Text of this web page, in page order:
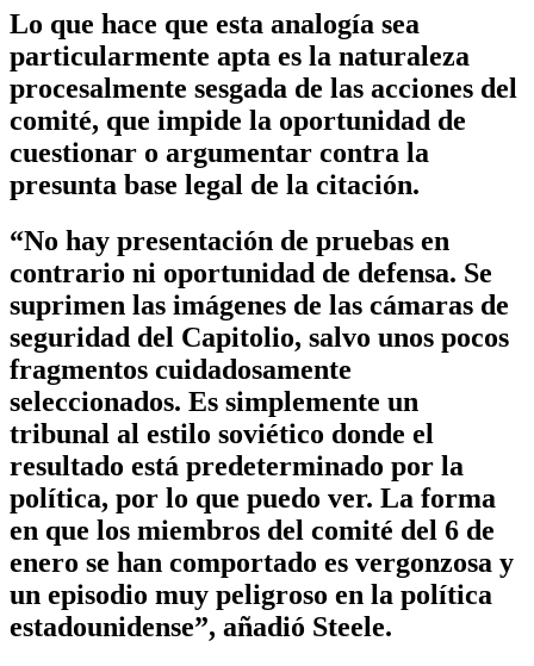
Lo que hace que esta analogía sea
particularmente apta es la naturaleza
procesalmente sesgada de las acciones del
comité, que impide la oportunidad de
cuestionar o argumentar contra la
presunta base legal de la citación.
“No hay presentación de pruebas en
contrario ni oportunidad de defensa. Se
suprimen las imágenes de las cámaras de
seguridad del Capitolio, salvo unos pocos
fragmentos cuidadosamente
seleccionados. Es simplemente un
tribunal al estilo soviético donde el
resultado está predeterminado por la
política, por lo que puedo ver. La forma
en que los miembros del comité del 6 de
enero se han comportado es vergonzosa y
un episodio muy peligroso en la política
estadounidense”, añadió Steele.